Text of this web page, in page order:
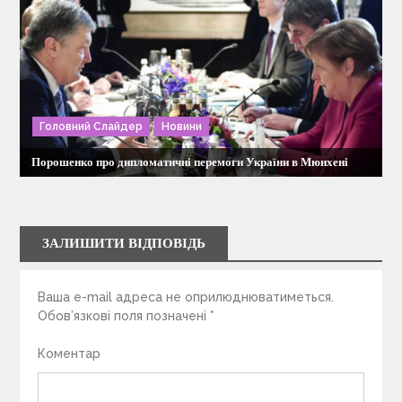
Головний Слайдер Новини
Порошенко про дипломатичні перемоги України в Мюнхені
ЗАЛИШИТИ ВІДПОВІДЬ
Ваша e-mail адреса не оприлюднюватиметься.
Обов’язкові поля позначені *
Коментар